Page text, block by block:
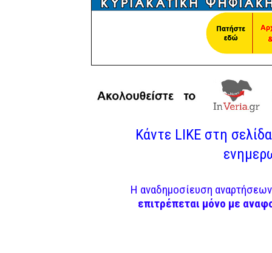
Κάντε LIKE στη
Η αναδημοσίευση
επιτρέπεται μόνο με